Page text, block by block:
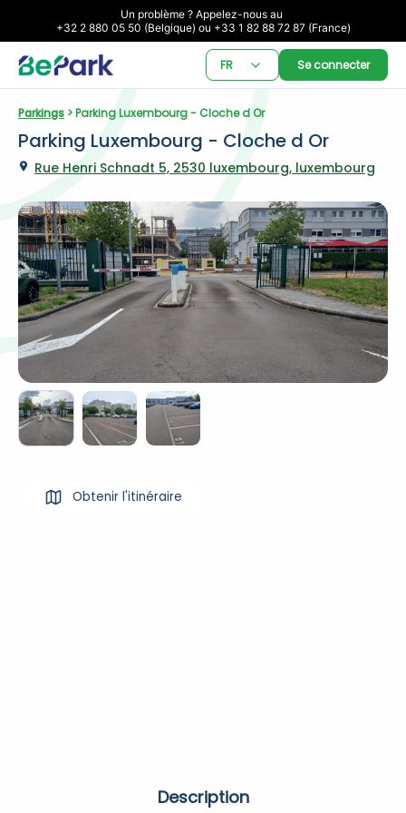
Un problème ? Appelez-nous au
+32 2 880 05 50 (Belgique) ou +33 1 82 88 72 87 (France)
FR Se connecter
Parkings > Parking Luxembourg - Cloche d Or
Parking Luxembourg - Cloche d Or
Rue Henri Schnadt 5, 2530 luxembourg, luxembourg
Obtenir l'itinéraire
Description